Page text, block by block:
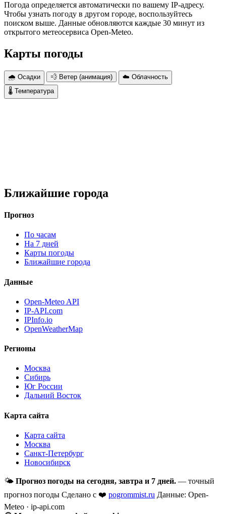
Погода определяется автоматически по вашему IP-адресу.
Чтобы узнать погоду в другом городе, воспользуйтесь
поиском выше. Данные обновляются каждые 30 минут из
открытого метеосервиса Open-Meteo.
Карты погоды
🌧 Осадки 💨 Ветер (анимация)
☁️ Облачность
🌡 Температура
Ближайшие города
Прогноз
По часам
На 7 дней
Карты погоды
Ближайшие города
Данные
Open-Meteo API
IP-API.com
IPInfo.io
OpenWeatherMap
Регионы
Москва
Сибирь
Юг России
Дальний Восток
Карта сайта
Карта сайта
Москва
Санкт-Петербург
Новосибирск
🌤 Прогноз погоды на сегодня, завтра и 7 дней. — точный
прогноз погоды Сделано с ❤️ pogrommist.ru Данные: Open-
Meteo · ip-api.com